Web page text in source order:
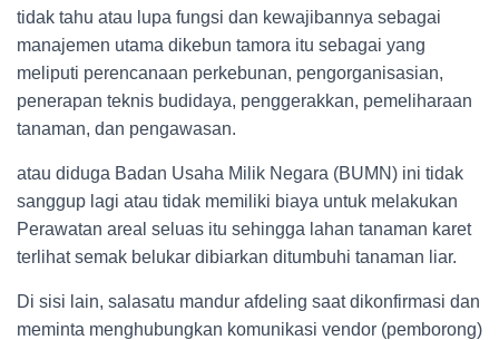
tidak tahu atau lupa fungsi dan kewajibannya sebagai
manajemen utama dikebun tamora itu sebagai yang
meliputi perencanaan perkebunan, pengorganisasian,
penerapan teknis budidaya, penggerakkan, pemeliharaan
tanaman, dan pengawasan.
atau diduga Badan Usaha Milik Negara (BUMN) ini tidak
sanggup lagi atau tidak memiliki biaya untuk melakukan
Perawatan areal seluas itu sehingga lahan tanaman karet
terlihat semak belukar dibiarkan ditumbuhi tanaman liar.
Di sisi lain, salasatu mandur afdeling saat dikonfirmasi dan
meminta menghubungkan komunikasi vendor (pemborong)